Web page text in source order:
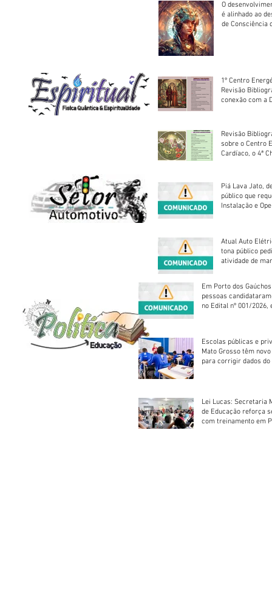
O
é alinhado ao
de Consciência
1º Centro
Revisão
conexão com a
Revisão
sobre o Centro
Cardíaco, o 4ª
Piá Lava Jato,
público que
Instalação e
Atual Auto
tona público
atividade de
Em Porto dos
pessoas
no Edital nº 001/2026,
Escolas públicas e
Mato Grosso têm
para corrigir dados do
Lei Lucas: Secretaria
de Educação reforça
com treinamento em